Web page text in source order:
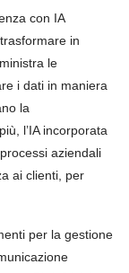
con IA
in
le
i dati in maniera
la
l’IA incorporata
aziendali
ai clienti, per
per la gestione